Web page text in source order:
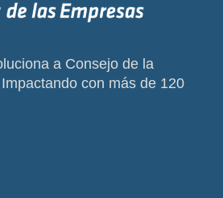
a Consejo de la
con más de 120